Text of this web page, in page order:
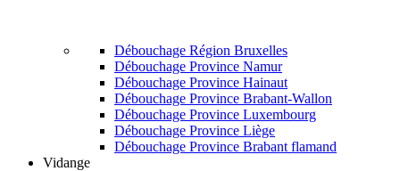
Débouchage Région Bruxelles
Débouchage Province Namur
Débouchage Province Hainaut
Débouchage Province Brabant-Wallon
Débouchage Province Luxembourg
Débouchage Province Liège
Débouchage Province Brabant flamand
Vidange